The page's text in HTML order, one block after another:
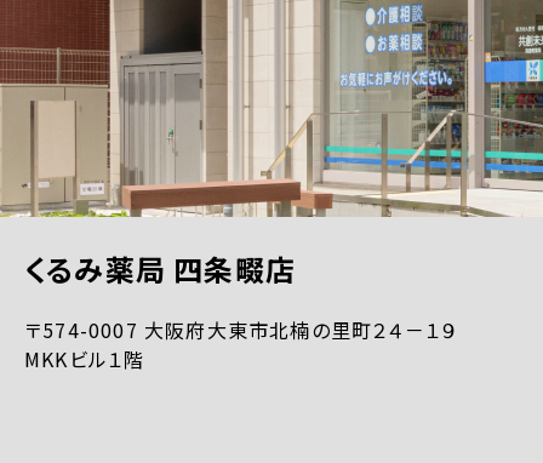
くるみ薬局 四条畷店
〒574-0007 大阪府大東市北楠の里町２４－１９
MKKビル１階